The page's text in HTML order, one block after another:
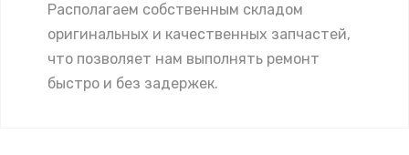
Располагаем собственным складом
оригинальных и качественных запчастей,
что позволяет нам выполнять ремонт
быстро и без задержек.